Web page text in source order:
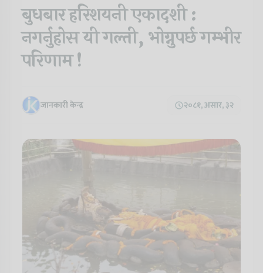
बुधबार हरिशयनी एकादशी :
नगर्नुहोस यी गल्ती, भोग्नुपर्छ गम्भीर
परिणाम !
जानकारी केन्द्र २०८१, असार, ३२